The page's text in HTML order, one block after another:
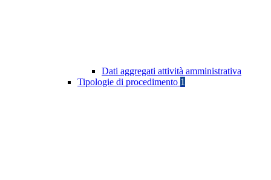
Dati aggregati attività amministrativa
Tipologie di procedimento 1